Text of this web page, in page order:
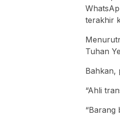
terakhir
Tuhan
Bahkan,
“Ahli
“Barang